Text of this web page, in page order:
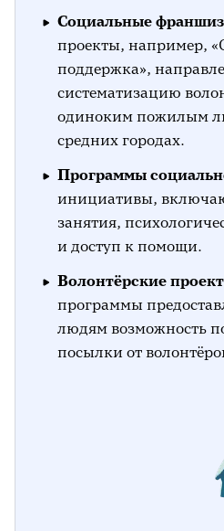
Социальные
проекты, например,
поддержка»,
систематизацию
одиноким пожилым
средних городах.
Программы
инициативы,
занятия,
и доступ к помощи.
Волонтёрские
программы
людям возможность
посылки от